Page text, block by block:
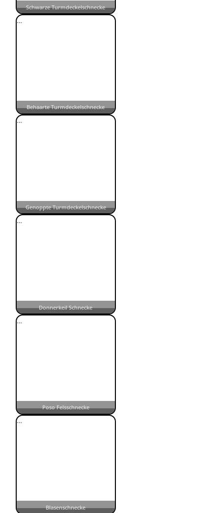
Schwarze Turmdeckelschnecke
Behaarte Turmdeckelschnecke
…
Genoppte Turmdeckelschnecke
…
Donnerkeil Schnecke
…
Poso Felsschnecke
…
Blasenschnecke
…